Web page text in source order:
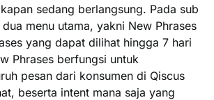
sedang berlangsung. Pada sub
menu utama, yakni New Phrases
yang dapat dilihat hingga 7 hari
Phrases berfungsi untuk
pesan dari konsumen di Qiscus
beserta intent mana saja yang